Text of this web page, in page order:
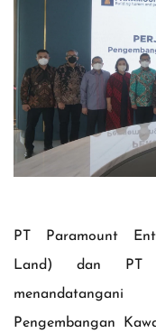
PT Paramount
Land) dan PT
Pengembangan